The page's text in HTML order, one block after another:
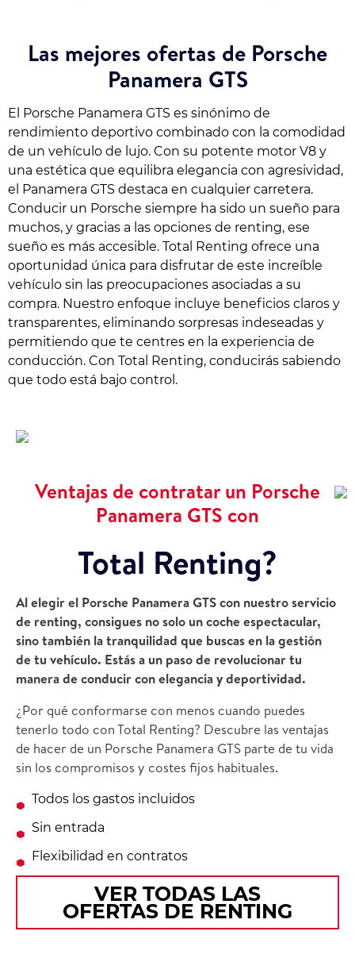
Las mejores ofertas de Porsche
Panamera GTS
El Porsche Panamera GTS es sinónimo de
rendimiento deportivo combinado con la comodidad
de un vehículo de lujo. Con su potente motor V8 y
una estética que equilibra elegancia con agresividad,
el Panamera GTS destaca en cualquier carretera.
Conducir un Porsche siempre ha sido un sueño para
muchos, y gracias a las opciones de renting, ese
sueño es más accesible. Total Renting ofrece una
oportunidad única para disfrutar de este increíble
vehículo sin las preocupaciones asociadas a su
compra. Nuestro enfoque incluye beneficios claros y
transparentes, eliminando sorpresas indeseadas y
permitiendo que te centres en la experiencia de
conducción. Con Total Renting, conducirás sabiendo
que todo está bajo control.
Ventajas de contratar un Porsche
Panamera GTS con
Total Renting?
Al elegir el Porsche Panamera GTS con nuestro servicio
de renting, consigues no solo un coche espectacular,
sino también la tranquilidad que buscas en la gestión
de tu vehículo. Estás a un paso de revolucionar tu
manera de conducir con elegancia y deportividad.
¿Por qué conformarse con menos cuando puedes
tenerlo todo con Total Renting? Descubre las ventajas
de hacer de un Porsche Panamera GTS parte de tu vida
sin los compromisos y costes fijos habituales.
Todos los gastos incluidos
Sin entrada
Flexibilidad en contratos
VER TODAS LAS
OFERTAS DE RENTING